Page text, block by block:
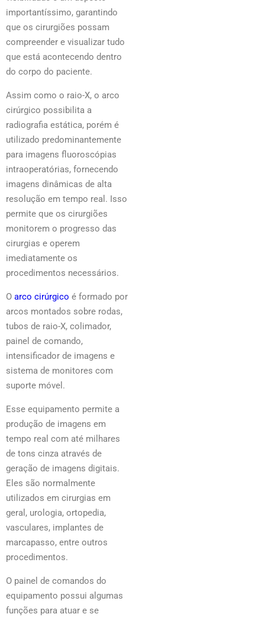
importantíssimo, garantindo
que os cirurgiões possam
compreender e visualizar tudo
que está acontecendo dentro
do corpo do paciente.
Assim como o raio-X, o arco
cirúrgico possibilita a
radiografia estática, porém é
utilizado predominantemente
para imagens fluoroscópias
intraoperatórias, fornecendo
imagens dinâmicas de alta
resolução em tempo real. Isso
permite que os cirurgiões
monitorem o progresso das
cirurgias e operem
imediatamente os
procedimentos necessários.
O arco cirúrgico é formado por
arcos montados sobre rodas,
tubos de raio-X, colimador,
painel de comando,
intensificador de imagens e
sistema de monitores com
suporte móvel.
Esse equipamento permite a
produção de imagens em
tempo real com até milhares
de tons cinza através de
geração de imagens digitais.
Eles são normalmente
utilizados em cirurgias em
geral, urologia, ortopedia,
vasculares, implantes de
marcapasso, entre outros
procedimentos.
O painel de comandos do
equipamento possui algumas
funções para atuar e se